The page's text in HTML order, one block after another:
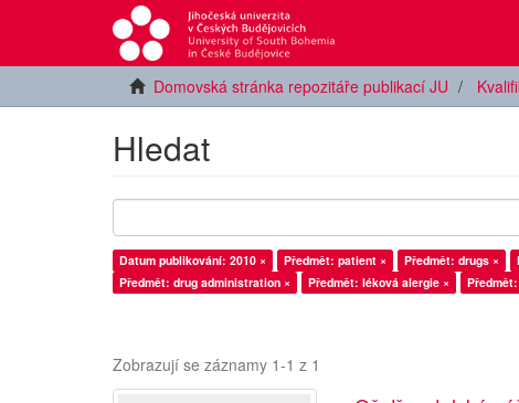
Domovská stránka repozitáře publikací JU
Hledat
Datum publikování: 2010 × Předmět: patient × Předmět: drugs ×
Předmět: drug administration ×
Předmět: léková alergie ×
Zobrazují se záznamy 1-1 z 1